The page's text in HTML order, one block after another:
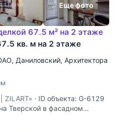
Еще фото
67.5 м² на 2 этаже
кв. м на 2 этаже
, Даниловский, Архитектора
· ID объекта: G-6129
Тверской в фасадном
видами и балконами в
высокие потолки 3,2м, сделан